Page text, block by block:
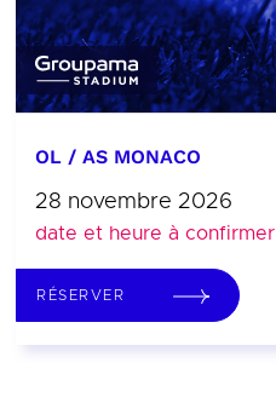
OL / AS MONACO
28 novembre 2026
date et heure à confirmer
RÉSERVER